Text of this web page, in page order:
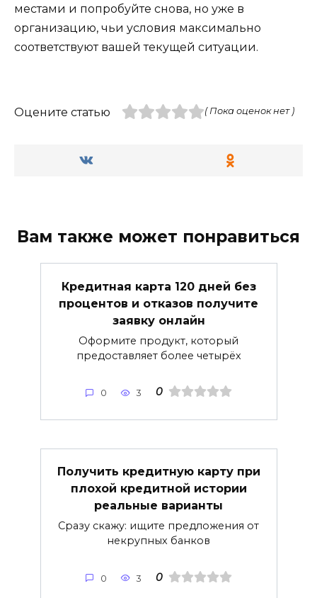
местами и попробуйте снова, но уже в
организацию, чьи условия максимально
соответствуют вашей текущей ситуации.
Оцените статью ( Пока оценок нет )
Вам также может понравиться
Кредитная карта 120 дней без
процентов и отказов получите
заявку онлайн
Оформите продукт, который
предоставляет более четырёх
0 3 0
Получить кредитную карту при
плохой кредитной истории
реальные варианты
Сразу скажу: ищите предложения от
некрупных банков
0 3 0